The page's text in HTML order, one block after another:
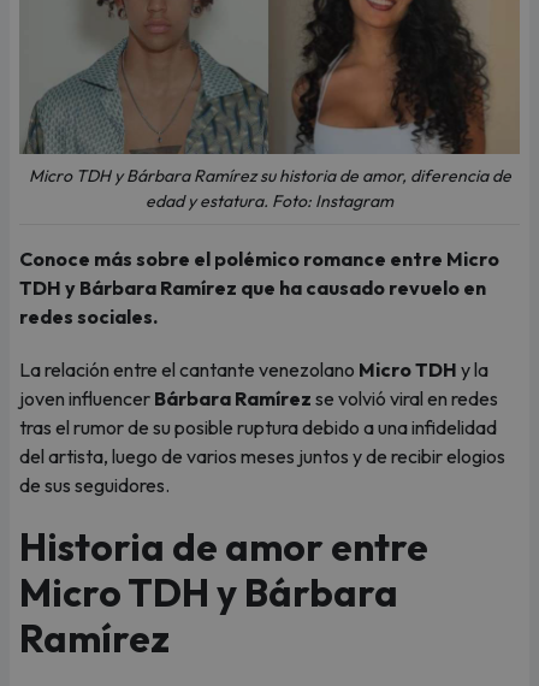
Micro TDH y Bárbara Ramírez su historia de amor, diferencia de
edad y estatura. Foto: Instagram
Conoce más sobre el polémico romance entre Micro
TDH y Bárbara Ramírez que ha causado revuelo en
redes sociales.
La relación entre el cantante venezolano Micro TDH y la
joven influencer Bárbara Ramírez se volvió viral en redes
tras el rumor de su posible ruptura debido a una infidelidad
del artista, luego de varios meses juntos y de recibir elogios
de sus seguidores.
Historia de amor entre
Micro TDH y Bárbara
Ramírez